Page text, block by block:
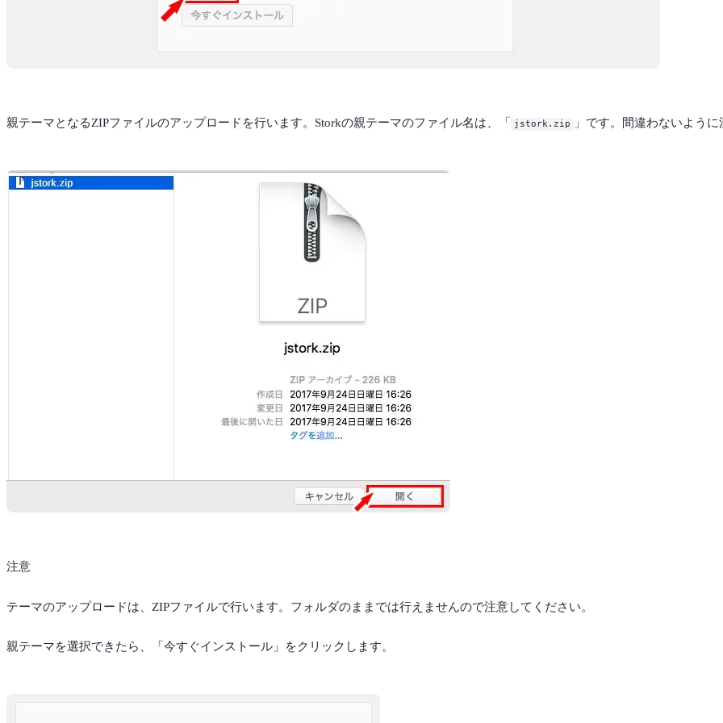
親テーマとなるZIPファイルのアップロードを行います。Storkの親テーマのファイル名は、「 jstork.zip 」です。間違わないように
注意
テーマのアップロードは、ZIPファイルで行います。フォルダのままでは行えませんので注意してください。
親テーマを選択できたら、「今すぐインストール」をクリックします。